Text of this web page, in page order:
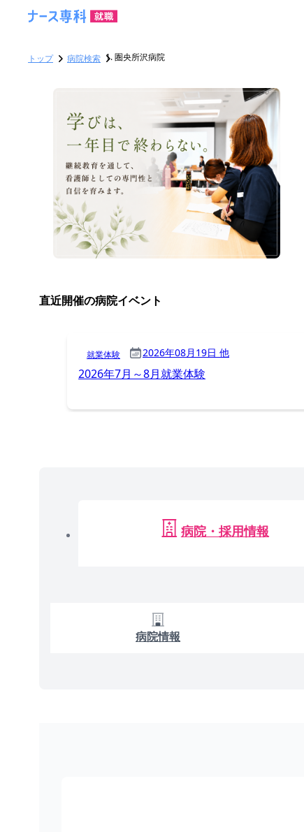
トップ 病院検索 圏央所沢病院
直近開催の病院イベント
就業体験 2026年08月19日 他
2026年7月～8月就業体験
病院・採用情報
病院情報